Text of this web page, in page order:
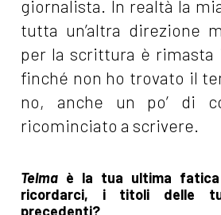
giornalista. In realtà la
tutta un’altra direzione
per la scrittura è rimasta
finché non ho trovato il
no, anche un po’ di
ricominciato a scrivere.
Telma è la tua ultima
ricordarci, i titoli delle
precedenti?